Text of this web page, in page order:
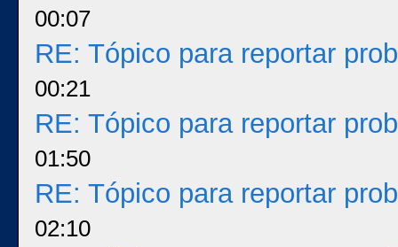
00:07
RE: Tópico para reportar
00:21
RE: Tópico para reportar
01:50
RE: Tópico para reportar
02:10